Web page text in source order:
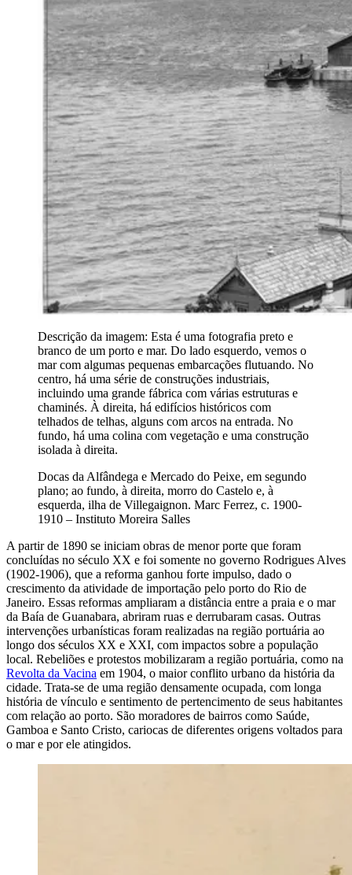
Descrição da imagem: Esta é uma fotografia preto e
branco de um porto e mar. Do lado esquerdo, vemos o
mar com algumas pequenas embarcações flutuando. No
centro, há uma série de construções industriais,
incluindo uma grande fábrica com várias estruturas e
chaminés. À direita, há edifícios históricos com
telhados de telhas, alguns com arcos na entrada. No
fundo, há uma colina com vegetação e uma construção
isolada à direita.
Docas da Alfândega e Mercado do Peixe, em segundo
plano; ao fundo, à direita, morro do Castelo e, à
esquerda, ilha de Villegaignon. Marc Ferrez, c. 1900-
1910 – Instituto Moreira Salles
A partir de 1890 se iniciam obras de menor porte que foram
concluídas no século XX e foi somente no governo Rodrigues Alves
(1902-1906), que a reforma ganhou forte impulso, dado o
crescimento da atividade de importação pelo porto do Rio de
Janeiro. Essas reformas ampliaram a distância entre a praia e o mar
da Baía de Guanabara, abriram ruas e derrubaram casas. Outras
intervenções urbanísticas foram realizadas na região portuária ao
longo dos séculos XX e XXI, com impactos sobre a população
local. Rebeliões e protestos mobilizaram a região portuária, como na
Revolta da Vacina em 1904, o maior conflito urbano da história da
cidade. Trata-se de uma região densamente ocupada, com longa
história de vínculo e sentimento de pertencimento de seus habitantes
com relação ao porto. São moradores de bairros como Saúde,
Gamboa e Santo Cristo, cariocas de diferentes origens voltados para
o mar e por ele atingidos.